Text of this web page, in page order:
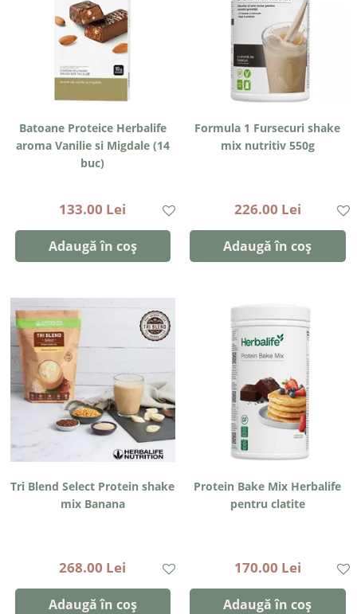
Batoane Proteice Herbalife
aroma Vanilie si Migdale (14
buc)
133.00 Lei
Adaugă în coș
Formula 1 Fursecuri shake
mix nutritiv 550g
226.00 Lei
Adaugă în coș
Tri Blend Select Protein shake
mix Banana
268.00 Lei
Adaugă în coș
Protein Bake Mix Herbalife
pentru clatite
170.00 Lei
Adaugă în coș